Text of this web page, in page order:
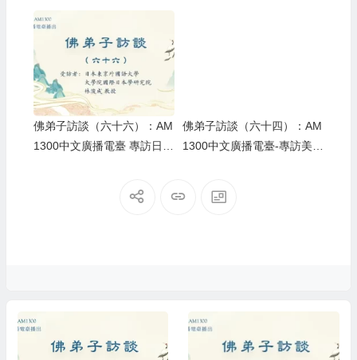
佛弟子訪談（六十六）：AM
1300中文廣播電臺 專訪日本
佛弟子訪談（六十四）：AM
1300中文廣播電臺-專訪美國